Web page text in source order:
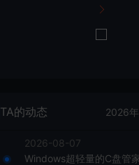
TA的动态 2026
2026-08-07
Windows超轻量的C盘管